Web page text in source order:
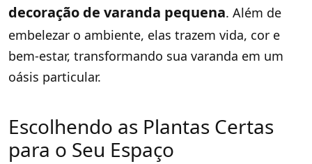
decoração de varanda pequena. Além de
embelezar o ambiente, elas trazem vida, cor e
bem-estar, transformando sua varanda em um
oásis particular.
Escolhendo as Plantas Certas
para o Seu Espaço